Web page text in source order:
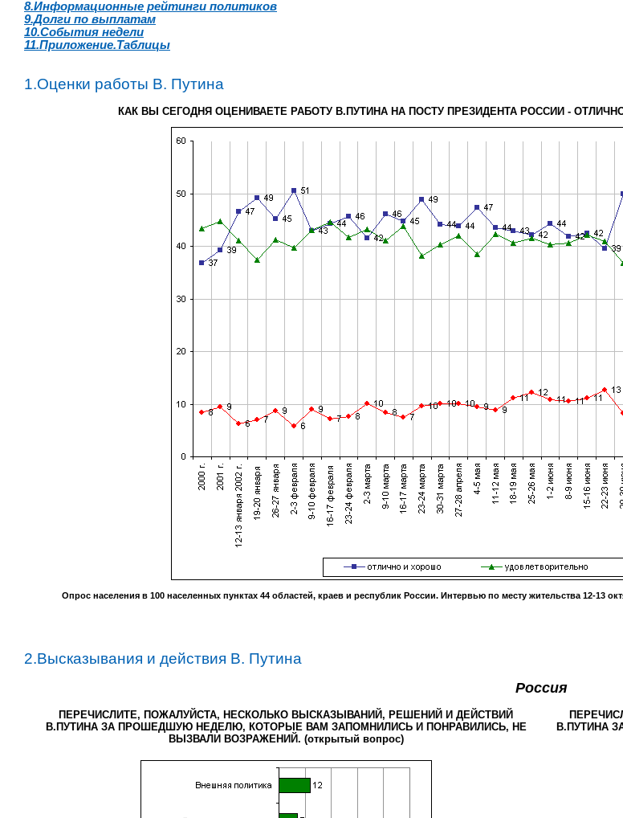
8.Информационные рейтинги политиков
9.Долги по выплатам
10.События недели
11.Приложение.Таблицы
1.Оценки работы В. Путина
КАК ВЫ СЕГОДНЯ ОЦЕНИВАЕТЕ РАБОТУ В.ПУТИНА НА ПОСТУ ПРЕЗИДЕНТА РОССИИ -
Опрос населения в 100 населенных пунктах 44 областей, краев и республик России. Интервью по месту жительства 12-13
2.Высказывания и действия В. Путина
Россия
ПЕРЕЧИСЛИТЕ, ПОЖАЛУЙСТА, НЕСКОЛЬКО ВЫСКАЗЫВАНИЙ, РЕШЕНИЙ И ДЕЙСТВИЙ
В.ПУТИНА ЗА ПРОШЕДШУЮ НЕДЕЛЮ, КОТОРЫЕ ВАМ ЗАПОМНИЛИСЬ И ПОНРАВИЛИСЬ, НЕ
ВЫЗВАЛИ ВОЗРАЖЕНИЙ. (открытый вопрос)
В.ПУТИНА